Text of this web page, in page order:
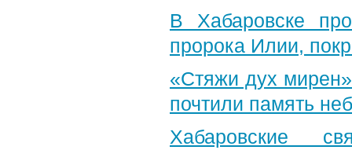
В Хабаровске
пророка Илии,
«Стяжи дух
почтили память
Хабаровские